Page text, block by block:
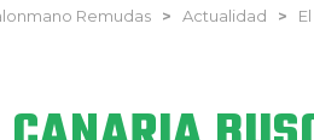
Remudas > Actualidad >